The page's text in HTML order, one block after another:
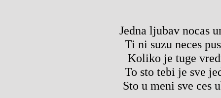
Jedna ljubav nocas
Ti ni suzu neces
Koliko je tuge
To sto tebi je sve
Sto u meni sve ces